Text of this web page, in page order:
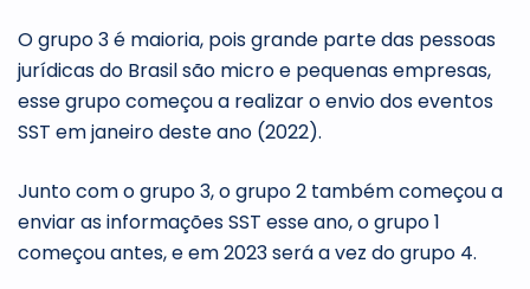
O grupo 3 é maioria, pois grande parte das pessoas
jurídicas do Brasil são micro e pequenas empresas,
esse grupo começou a realizar o envio dos eventos
SST em janeiro deste ano (2022).
Junto com o grupo 3, o grupo 2 também começou a
enviar as informações SST esse ano, o grupo 1
começou antes, e em 2023 será a vez do grupo 4.